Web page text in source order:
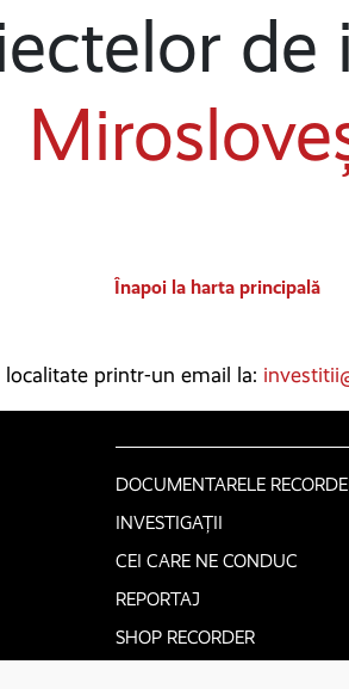
Înapoi la harta principală
printr-un email la:
DOCUMENTARELE
INVESTIGAȚII
CEI CARE NE CONDUC
REPORTAJ
SHOP RECORDER